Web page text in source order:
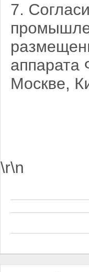
7.
аппарата
Москве,
\r\n